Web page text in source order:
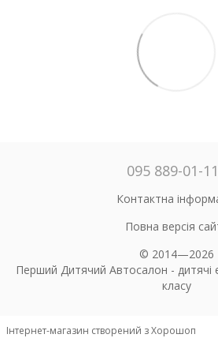
095 889-01-11
Контактна
Повна версія
© 2014—2026
Перший Дитячий Автосалон - дитячі
класу
Інтернет-магазин створений з Хорошоп